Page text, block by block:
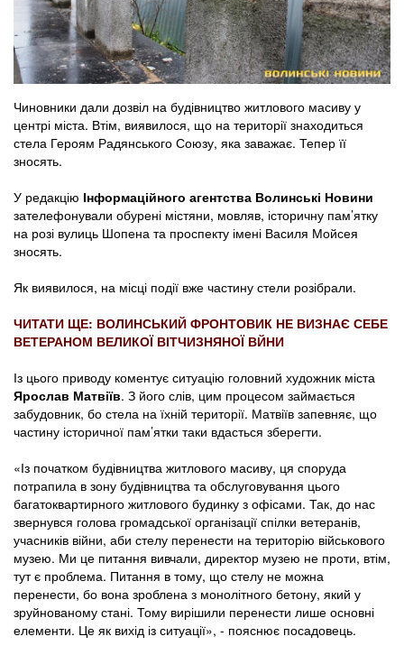
Чиновники дали дозвіл на будівництво житлового масиву у
центрі міста. Втім, виявилося, що на території знаходиться
стела Героям Радянського Союзу, яка заважає. Тепер її
зносять.
У редакцію Інформаційного агентства Волинські Новини
зателефонували обурені містяни, мовляв, історичну пам’ятку
на розі вулиць Шопена та проспекту імені Василя Мойсея
зносять.
Як виявилося, на місці події вже частину стели розібрали.
ЧИТАТИ ЩЕ: ВОЛИНСЬКИЙ ФРОНТОВИК НЕ ВИЗНАЄ СЕБЕ
ВЕТЕРАНОМ ВЕЛИКОЇ ВІТЧИЗНЯНОЇ ВЙНИ
Із цього приводу коментує ситуацію головний художник міста
Ярослав Матвіїв. З його слів, цим процесом займається
забудовник, бо стела на їхній території. Матвіїв запевняє, що
частину історичної пам’ятки таки вдасться зберегти.
«Із початком будівництва житлового масиву, ця споруда
потрапила в зону будівництва та обслуговування цього
багатоквартирного житлового будинку з офісами. Так, до нас
звернувся голова громадської організації спілки ветеранів,
учасників війни, аби стелу перенести на територію військового
музею. Ми це питання вивчали, директор музею не проти, втім,
тут є проблема. Питання в тому, що стелу не можна
перенести, бо вона зроблена з монолітного бетону, який у
зруйнованому стані. Тому вирішили перенести лише основні
елементи. Це як вихід із ситуації», - пояснює посадовець.